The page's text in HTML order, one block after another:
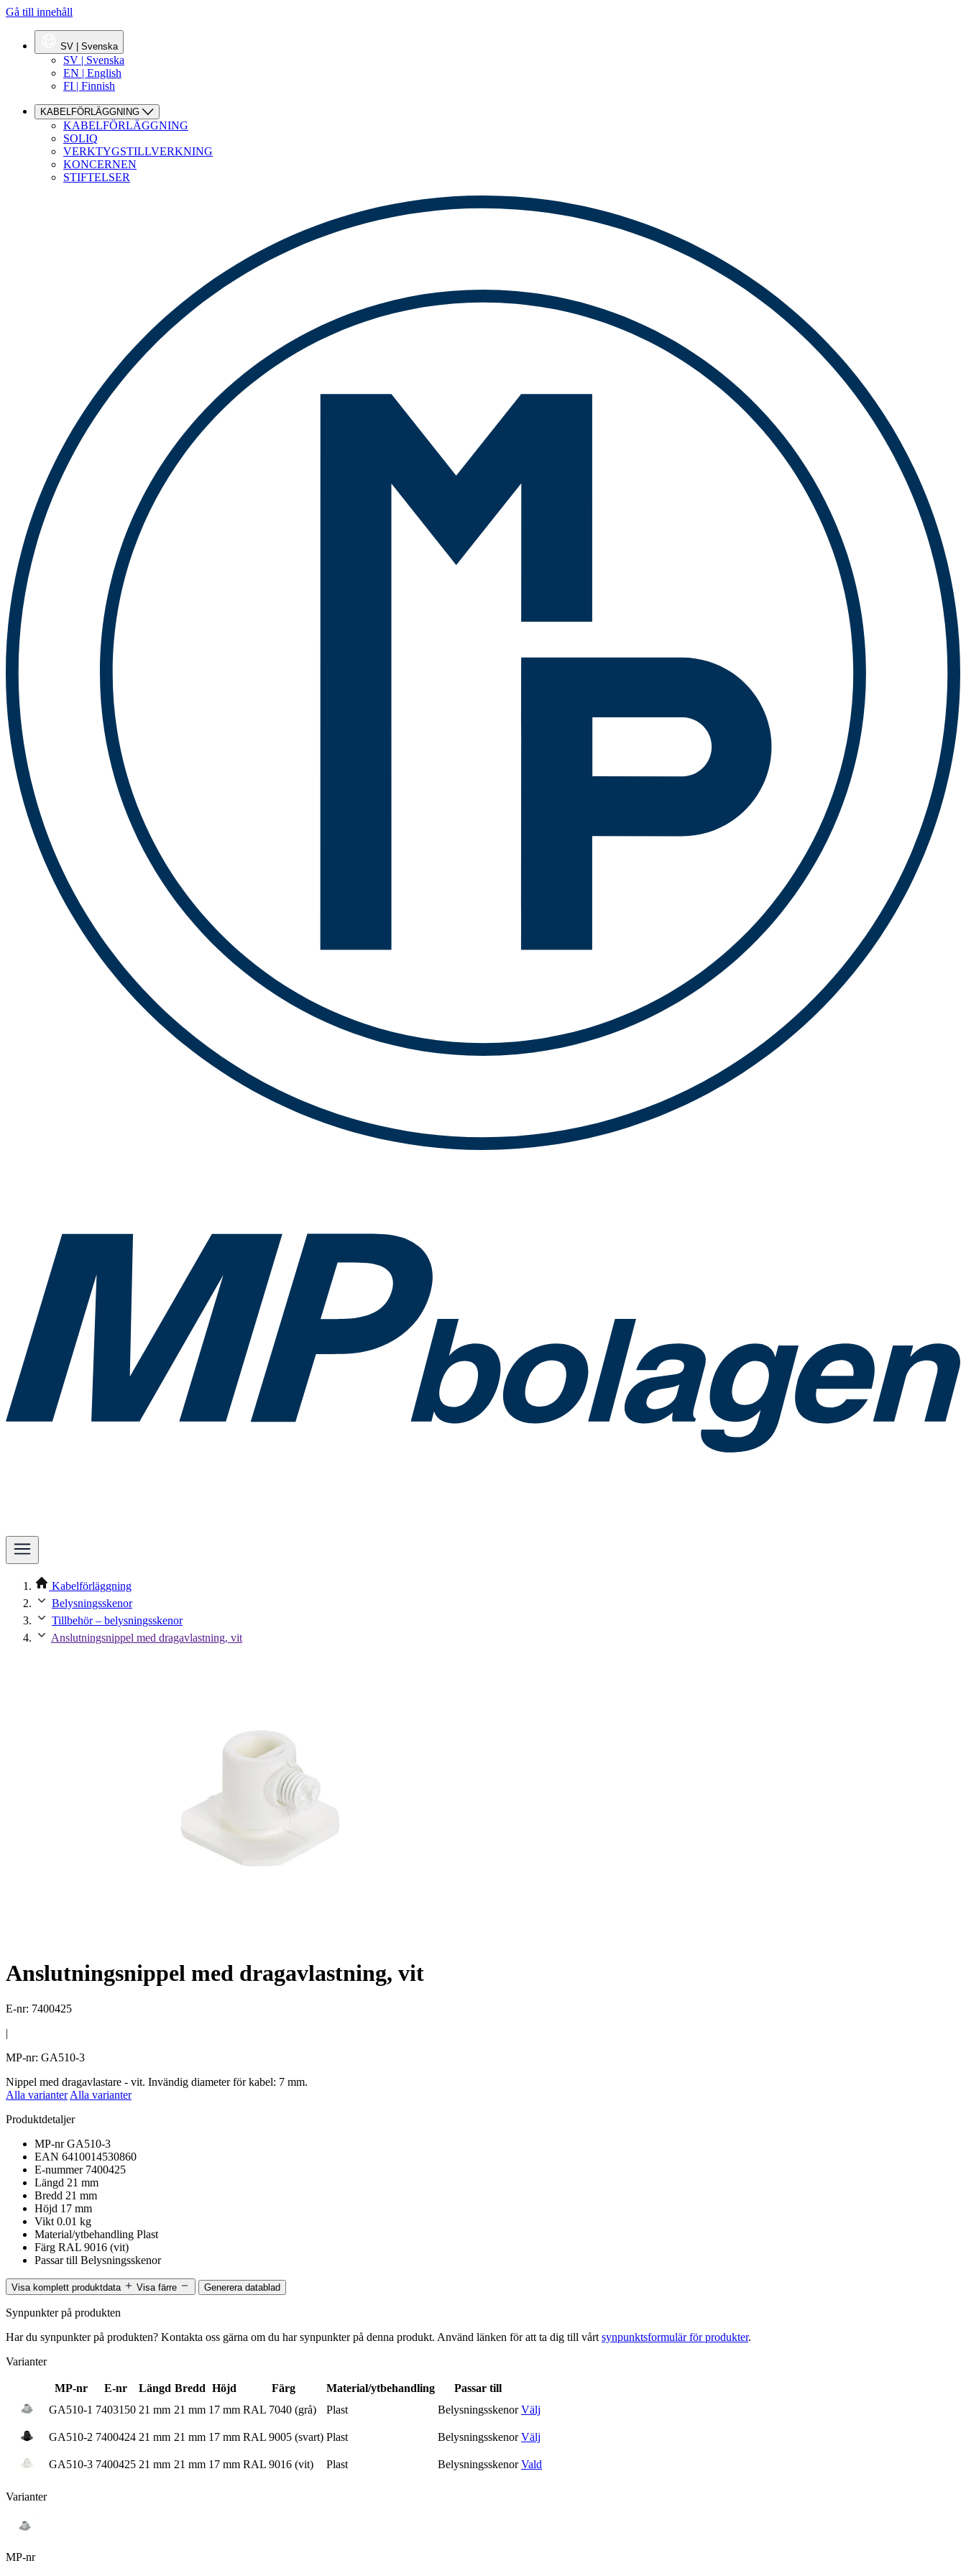
Gå till innehåll
SV | Svenska
SV | Svenska
EN | English
FI | Finnish
KABELFÖRLÄGGNING
KABELFÖRLÄGGNING
SOLIQ
VERKTYGSTILLVERKNING
KONCERNEN
STIFTELSER
Kabelförläggning
Belysningsskenor
Tillbehör – belysningsskenor
Anslutningsnippel med dragavlastning, vit
Anslutningsnippel med dragavlastning, vit
E-nr: 7400425
|
MP-nr: GA510-3
Nippel med dragavlastare - vit. Invändig diameter för kabel: 7 mm.
Alla varianter Alla varianter
Produktdetaljer
MP-nr GA510-3
EAN 6410014530860
E-nummer 7400425
Längd 21 mm
Bredd 21 mm
Höjd 17 mm
Vikt 0.01 kg
Material/ytbehandling Plast
Färg RAL 9016 (vit)
Passar till Belysningsskenor
Visa komplett produktdata Visa färre Generera datablad
Synpunkter på produkten
Har du synpunkter på produkten? Kontakta oss gärna om du har synpunkter på denna produkt. Använd länken för att ta dig till vårt synpunktsformulär för produkter.
Varianter
MP-nr E-nr Längd Bredd Höjd Färg Material/ytbehandling
Passar till
GA510-1 7403150 21 mm 21 mm 17 mm RAL 7040 (grå) Plast Belysningsskenor Välj
GA510-2 7400424 21 mm 21 mm 17 mm RAL 9005 (svart) Plast Belysningsskenor Välj
GA510-3 7400425 21 mm 21 mm 17 mm RAL 9016 (vit) Plast Belysningsskenor Vald
Varianter
MP-nr